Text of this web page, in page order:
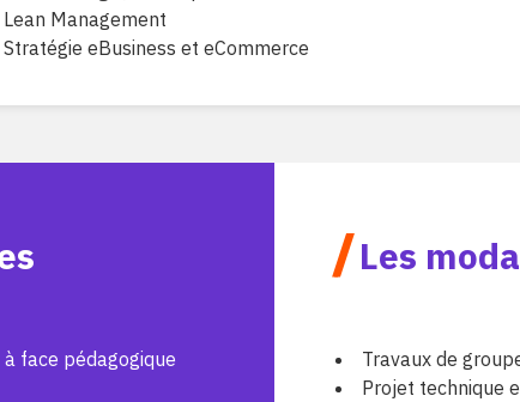
Lean Management
Stratégie eBusiness et eCommerce
face pédagogique
/Les
Travaux de
Projet technique